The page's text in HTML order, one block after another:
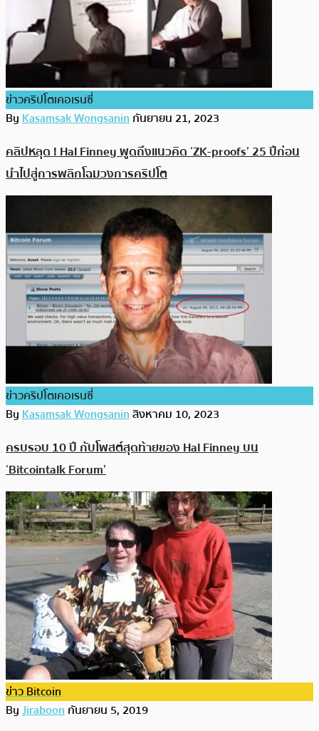
ข่าวคริปโตเคอเรนซี่
ByKasamsak Wongsaninกันยายน 21, 2023
คลิปหลุด ! Hal Finney พูดถึงแนวคิด ‘ZK-proofs’ 25 ปีก่อน
นำไปสู่การพลิกโฉมวงการคริปโต
ข่าวคริปโตเคอเรนซี่
ByKasamsak Wongsaninสิงหาคม 10, 2023
ครบรอบ 10 ปี กับโพสต์สุดท้ายของ Hal Finney บน
‘Bitcointalk Forum’
ข่าว Bitcoin
ByJiraboonกันยายน 5, 2019